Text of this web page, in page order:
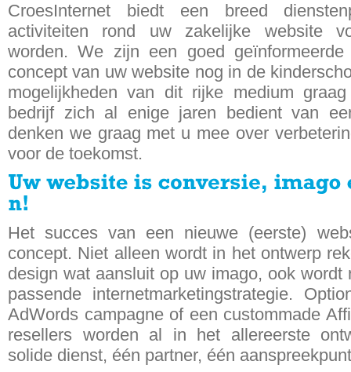
CroesInternet biedt een breed
activiteiten rond uw zakelijke website
worden. We zijn een goed
concept van uw website nog in de
mogelijkheden van dit rijke medium
bedrijf zich al enige jaren bedient van
denken we graag met u mee over
voor de toekomst.
Het succes van een nieuwe (eerste)
concept. Niet alleen wordt in het ontwerp
design wat aansluit op uw imago, ook wordt
passende internetmarketingstrategie.
AdWords campagne of een custommade
resellers worden al in het allereerste
solide dienst, één partner, één